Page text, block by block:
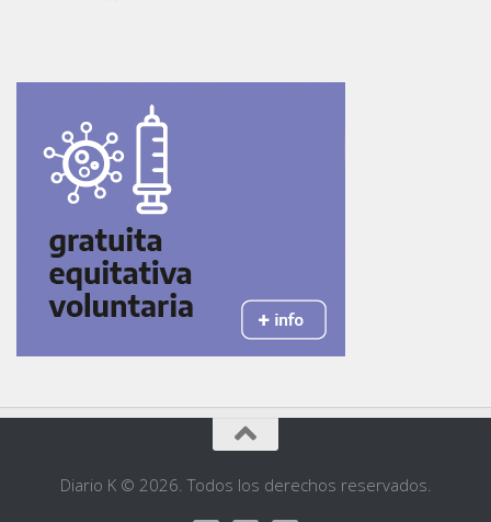
Diario K © 2026. Todos los derechos reservados.